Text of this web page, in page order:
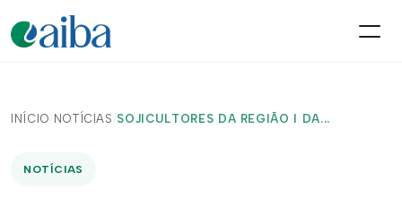
INÍCIO/ NOTÍCIAS /SOJICULTORES DA REGIÃO I DA...
NOTÍCIAS